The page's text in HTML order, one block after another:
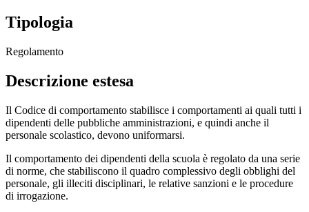
Tipologia
Regolamento
Descrizione estesa
Il Codice di comportamento stabilisce i comportamenti ai quali tutti i
dipendenti delle pubbliche amministrazioni, e quindi anche il
personale scolastico, devono uniformarsi.
Il comportamento dei dipendenti della scuola è regolato da una serie
di norme, che stabiliscono il quadro complessivo degli obblighi del
personale, gli illeciti disciplinari, le relative sanzioni e le procedure
di irrogazione.